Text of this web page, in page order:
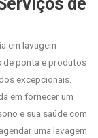
em lavagem
de ponta e produtos
excepcionais.
em fornecer um
e sua saúde com
uma lavagem